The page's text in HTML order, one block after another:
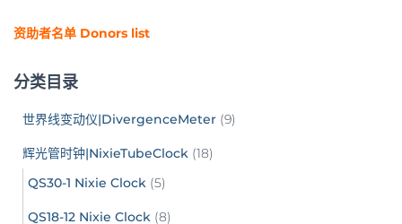
资助者名单 Donors list
分类目录
世界线变动仪|DivergenceMeter (9)
辉光管时钟|NixieTubeClock (18)
QS30-1 Nixie Clock (5)
QS18-12 Nixie Clock (8)